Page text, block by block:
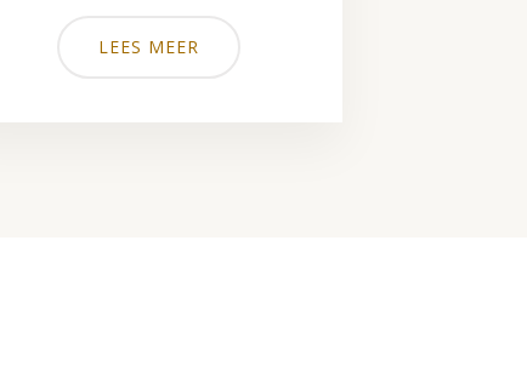
LEES MEER